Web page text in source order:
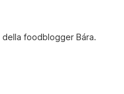
foodblogger Bára.